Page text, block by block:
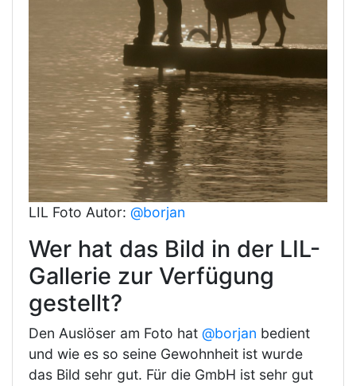
LIL Foto Autor: @borjan
Wer hat das Bild in der LIL-
Gallerie zur Verfügung
gestellt?
Den Auslöser am Foto hat @borjan bedient
und wie es so seine Gewohnheit ist wurde
das Bild sehr gut. Für die GmbH ist sehr gut